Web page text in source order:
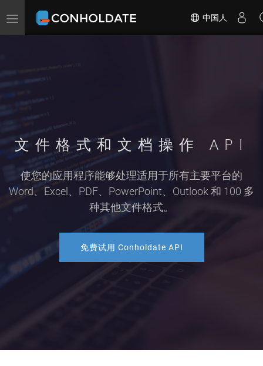
切
中国人
文件格式和文档操作 API
使您的应用程序能够处理适用于所有主要平台的
Word、Excel、PDF、PowerPoint、Outlook 和 100 多
种其他文件格式。
免费试用 Conholdate API